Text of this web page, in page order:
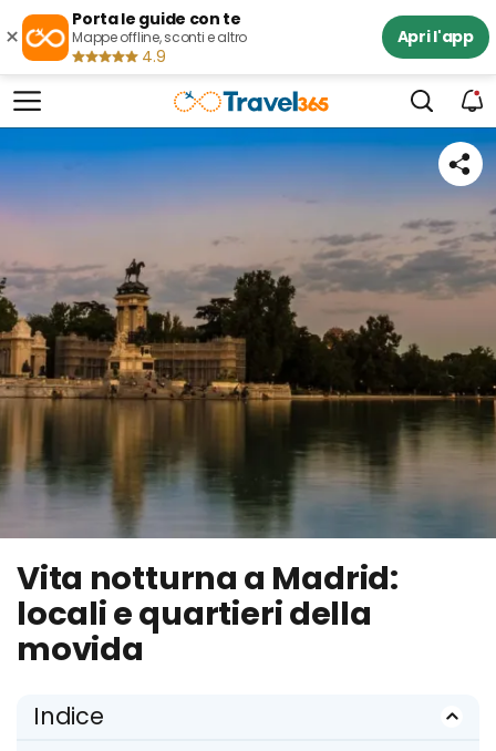
×
Porta le guide con te
Mappe offline, sconti e altro
4.9
Apri l'app
Vita notturna a Madrid:
locali e quartieri della
movida
Indice